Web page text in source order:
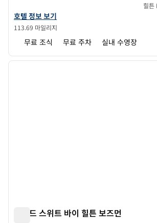
햄튼 인 & 스위트 바이 힐튼 베오그라드 보즈먼
호텔 정보 보기
113.69 마일리지
힐튼
무료 조식 무료 주차 실내 수영장
1/12
이전 이미지
홈우드 스위트 바이 힐튼 보즈먼